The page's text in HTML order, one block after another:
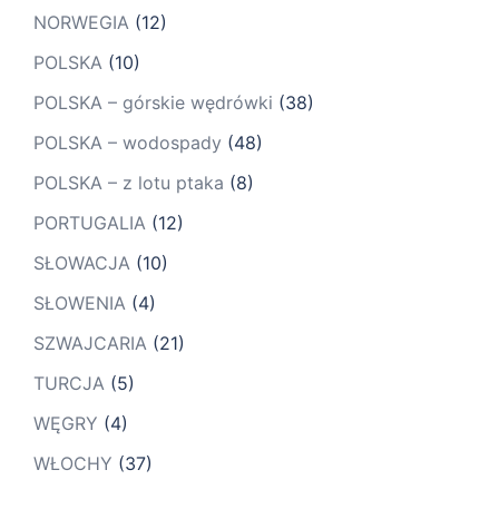
NORWEGIA (12)
POLSKA (10)
POLSKA – górskie wędrówki (38)
POLSKA – wodospady (48)
POLSKA – z lotu ptaka (8)
PORTUGALIA (12)
SŁOWACJA (10)
SŁOWENIA (4)
SZWAJCARIA (21)
TURCJA (5)
WĘGRY (4)
WŁOCHY (37)